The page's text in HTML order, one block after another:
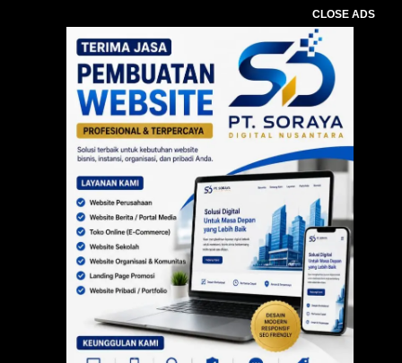
CLOSE ADS